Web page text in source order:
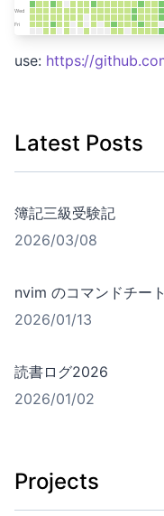
use: https://
Latest Posts
簿記三級受験記
2026/03/08
nvim のコマンドチー
2026/01/13
読書ログ2026
2026/01/02
Projects